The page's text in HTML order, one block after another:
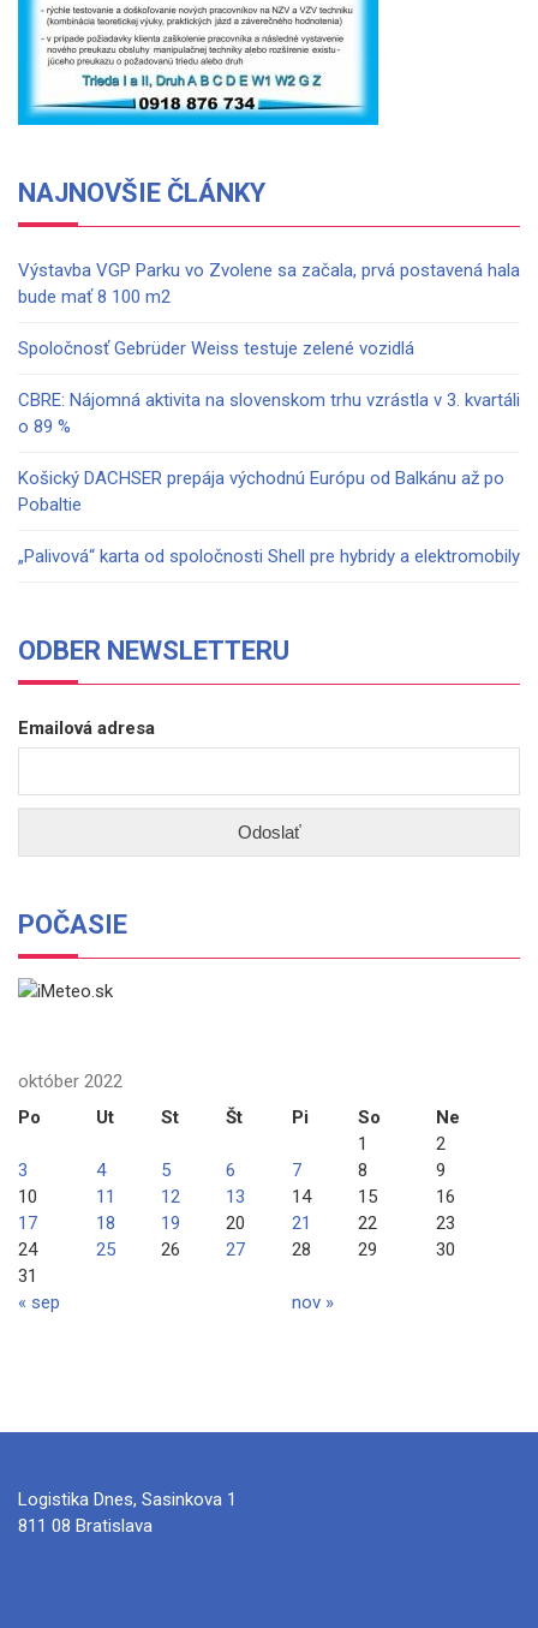
NAJNOVŠIE ČLÁNKY
Výstavba VGP Parku vo Zvolene sa začala, prvá postavená hala
bude mať 8 100 m2
Spoločnosť Gebrüder Weiss testuje zelené vozidlá
CBRE: Nájomná aktivita na slovenskom trhu vzrástla v 3. kvartáli
o 89 %
Košický DACHSER prepája východnú Európu od Balkánu až po
Pobaltie
„Palivová“ karta od spoločnosti Shell pre hybridy a elektromobily
ODBER NEWSLETTERU
Emailová adresa
POČASIE
október 2022
Po
Ut St Št Pi So Ne
« sep nov »
1
2
3
4 5 6 7 8
9
10
11 12 13 14 15
16
17
18 19 20 21 22
23
24
25 26 27 28 29
30
31
Logistika Dnes, Sasinkova 1
811 08 Bratislava